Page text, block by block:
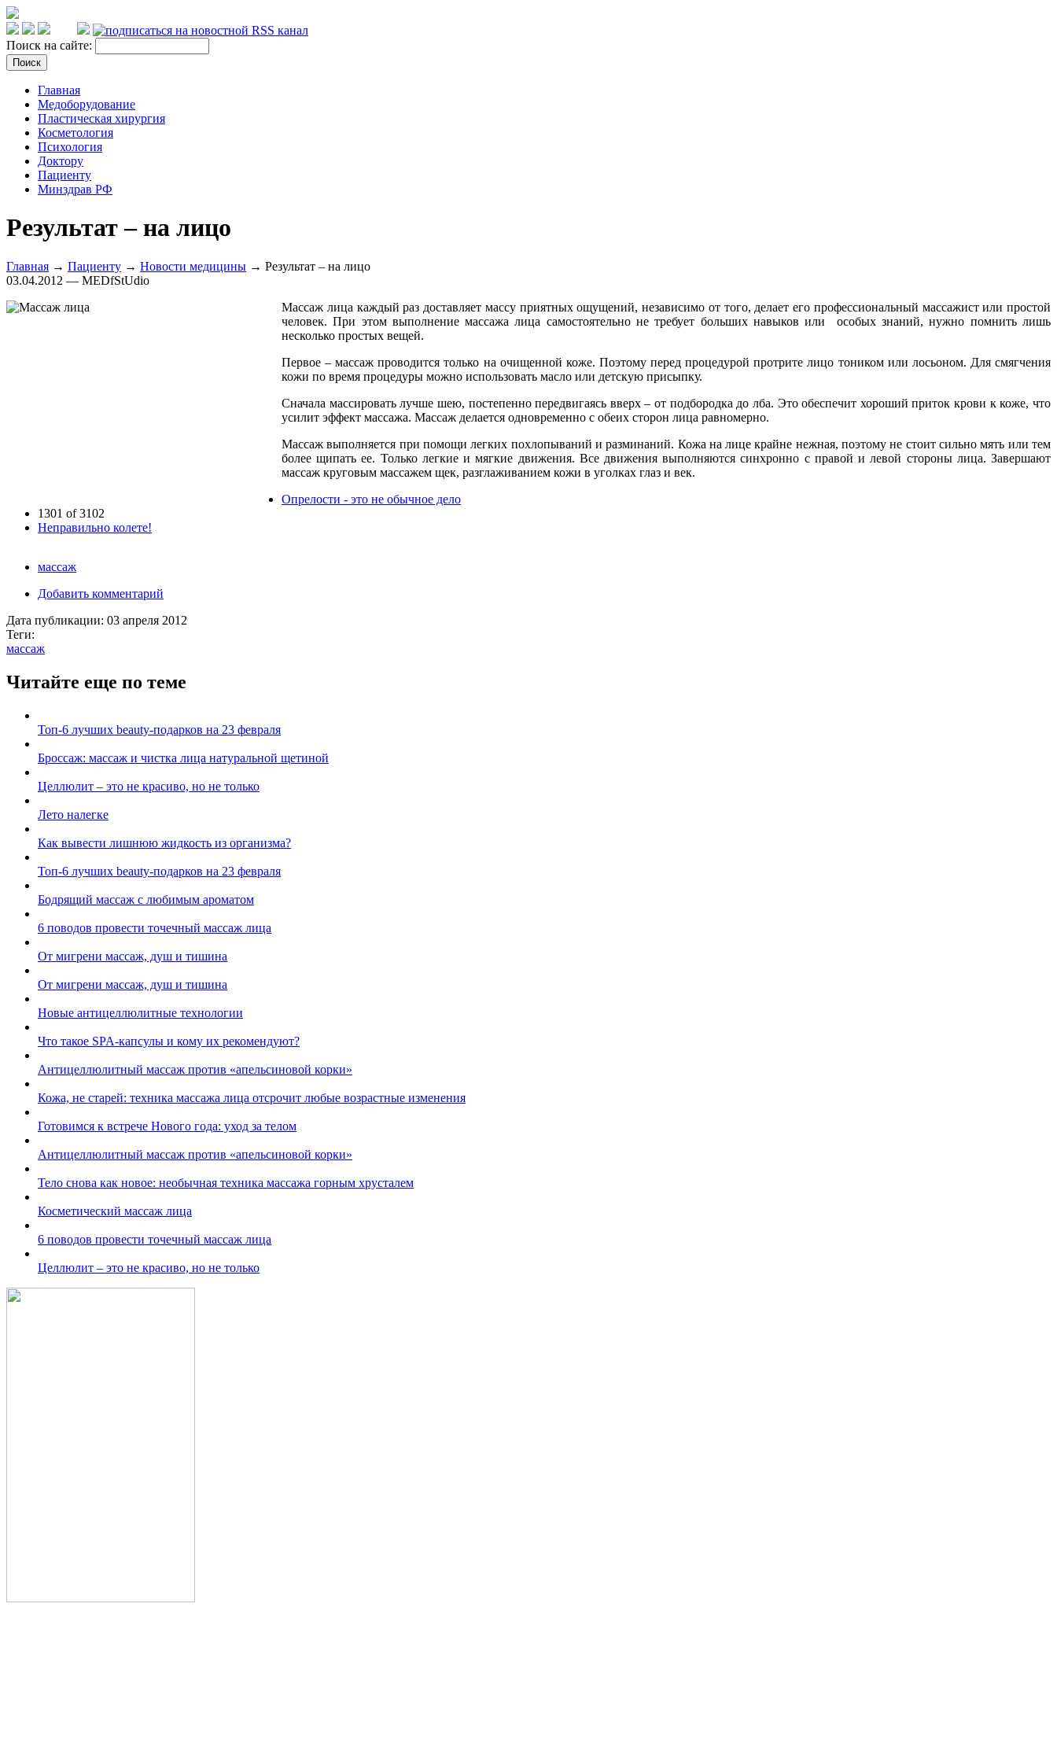
Поиск на сайте:
Главная
Медоборудование
Пластическая хирургия
Косметология
Психология
Доктору
Пациенту
Минздрав РФ
Результат – на лицо
Главная → Пациенту → Новости медицины → Результат – на лицо
03.04.2012 — MEDfStUdio
Массаж лица каждый раз доставляет массу приятных ощущений, независимо от того, делает его профессиональный массажист или простой
человек. При этом выполнение массажа лица самостоятельно не требует больших навыков или особых знаний, нужно помнить лишь
несколько простых вещей.
Первое – массаж проводится только на очищенной коже. Поэтому перед процедурой протрите лицо тоником или лосьоном. Для смягчения
кожи по время процедуры можно использовать масло или детскую присыпку.
Сначала массировать лучше шею, постепенно передвигаясь вверх – от подбородка до лба. Это обеспечит хороший приток крови к коже, что
усилит эффект массажа. Массаж делается одновременно с обеих сторон лица равномерно.
Массаж выполняется при помощи легких похлопываний и разминаний. Кожа на лице крайне нежная, поэтому не стоит сильно мять или тем
более щипать ее. Только легкие и мягкие движения. Все движения выполняются синхронно с правой и левой стороны лица. Завершают
массаж круговым массажем щек, разглаживанием кожи в уголках глаз и век.
Опрелости - это не обычное дело
1301 of 3102
Неправильно колете!
массаж
Добавить комментарий
Дата публикации: 03 апреля 2012
Теги:
массаж
Читайте еще по теме
Топ-6 лучших beauty-подарков на 23 февраля
Броссаж: массаж и чистка лица натуральной щетиной
Целлюлит – это не красиво, но не только
Лето налегке
Как вывести лишнюю жидкость из организма?
Топ-6 лучших beauty-подарков на 23 февраля
Бодрящий массаж с любимым ароматом
6 поводов провести точечный массаж лица
От мигрени массаж, душ и тишина
От мигрени массаж, душ и тишина
Новые антицеллюлитные технологии
Что такое SPA-капсулы и кому их рекомендуют?
Антицеллюлитный массаж против «апельсиновой корки»
Кожа, не старей: техника массажа лица отсрочит любые возрастные изменения
Готовимся к встрече Нового года: уход за телом
Антицеллюлитный массаж против «апельсиновой корки»
Тело снова как новое: необычная техника массажа горным хрусталем
Косметический массаж лица
6 поводов провести точечный массаж лица
Целлюлит – это не красиво, но не только